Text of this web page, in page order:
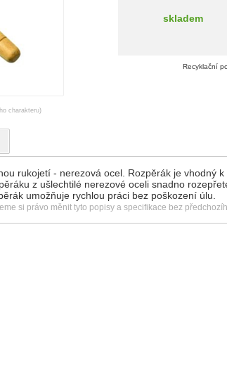
charakteru)
skladem
Recyklační
rukojetí - nerezová ocel. Rozpěrák je vhodný
z ušlechtilé nerezové oceli snadno
umožňuje rychlou práci bez poškození úlu.
si právo měnit tyto popisy a specifikace bez